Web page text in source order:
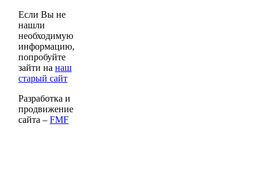
Если Вы не
нашли
необходимую
информацию,
попробуйте
зайти на наш
старый сайт
Разработка и
продвижение
сайта – FMF